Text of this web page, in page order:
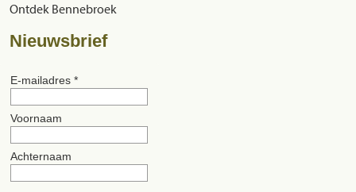
Ontdek Bennebroek
Nieuwsbrief